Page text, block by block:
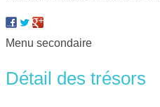
Final Fantasy VIII
Final Fantasy X
Menu secondaire
Détail des trésors